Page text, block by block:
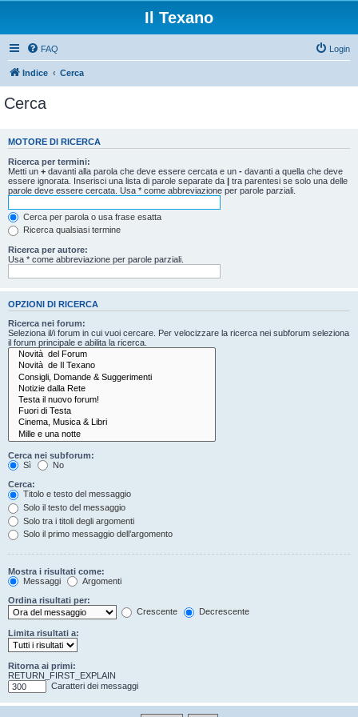
Il Texano
FAQ Login
Indice Cerca
Cerca
MOTORE DI RICERCA
Ricerca per termini:
Metti un + davanti alla parola che deve essere cercata e un - davanti a quella che deve
essere ignorata. Inserisci una lista di parole separate da | tra parentesi se solo una delle
parole deve essere cercata. Usa * come abbreviazione per parole parziali.
Cerca per parola o usa frase esatta
Ricerca qualsiasi termine
Ricerca per autore:
Usa * come abbreviazione per parole parziali.
OPZIONI DI RICERCA
Ricerca nei forum:
Seleziona il/i forum in cui vuoi cercare. Per velocizzare la ricerca nei subforum seleziona
il forum principale e abilita la ricerca.
Cerca nei subforum:
Sì
No
Cerca:
Titolo e testo del messaggio
Solo il testo del messaggio
Solo tra i titoli degli argomenti
Solo il primo messaggio dell’argomento
Mostra i risultati come:
Messaggi
Argomenti
Ordina risultati per:
Crescente
Decrescente
Limita risultati a:
Ritorna ai primi:
RETURN_FIRST_EXPLAIN
Caratteri dei messaggi